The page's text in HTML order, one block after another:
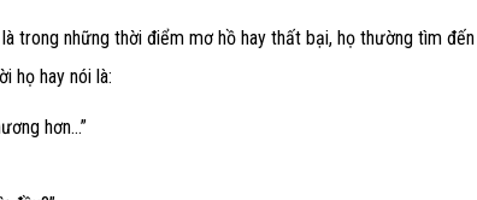
trong những thời điểm mơ hồ hay thất bại, họ thường tìm
họ hay nói là:
hơn...”